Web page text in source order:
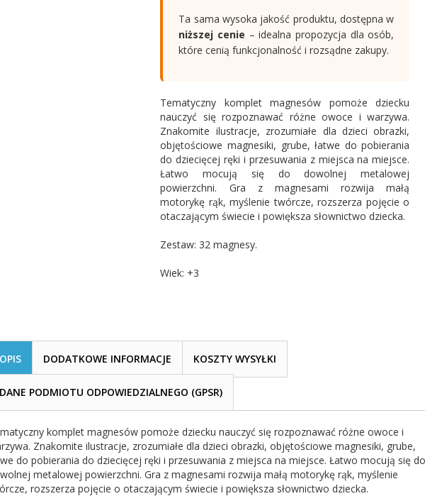
Ta sama wysoka jakość produktu, dostępna w
niższej cenie – idealna propozycja dla osób,
które cenią funkcjonalność i rozsądne zakupy.
Tematyczny komplet magnesów pomoże dziecku
nauczyć się rozpoznawać różne owoce i warzywa.
Znakomite ilustracje, zrozumiałe dla dzieci obrazki,
objętościowe magnesiki, grube, łatwe do pobierania
do dziecięcej ręki i przesuwania z miejsca na miejsce.
Łatwo mocują się do dowolnej metalowej
powierzchni. Gra z magnesami rozwija małą
motorykę rąk, myślenie twórcze, rozszerza pojęcie o
otaczającym świecie i powiększa słownictwo dziecka.
Zestaw: 32 magnesy.
Wiek: +3
OPIS DODATKOWE INFORMACJE KOSZTY WYSYŁKI
DANE PODMIOTU ODPOWIEDZIALNEGO (GPSR)
komplet magnesów pomoże dziecku nauczyć się rozpoznawać różne owoce i
Znakomite ilustracje, zrozumiałe dla dzieci obrazki, objętościowe magnesiki, grube,
do pobierania do dziecięcej ręki i przesuwania z miejsca na miejsce. Łatwo mocują się do
metalowej powierzchni. Gra z magnesami rozwija małą motorykę rąk, myślenie
rozszerza pojęcie o otaczającym świecie i powiększa słownictwo dziecka.